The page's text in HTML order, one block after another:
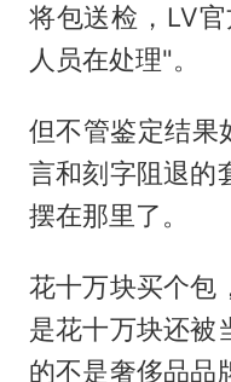
将包送检，LV
人员在处理"。
但不管鉴定结果
言和刻字阻退的
摆在那里了。
花十万块买个包
是花十万块还被
的不是奢侈品品